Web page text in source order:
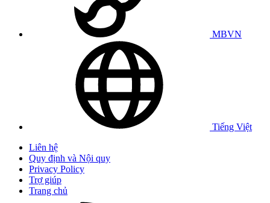
MBVN
Tiếng Việt
Liên hệ
Quy định và Nội quy
Privacy Policy
Trợ giúp
Trang chủ